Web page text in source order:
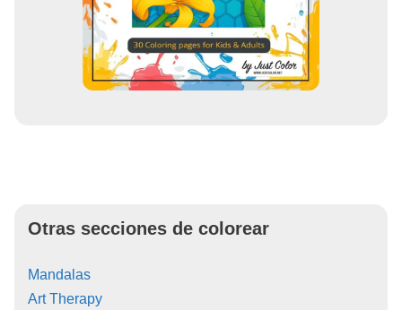
Otras secciones de colorear
Mandalas
Art Therapy